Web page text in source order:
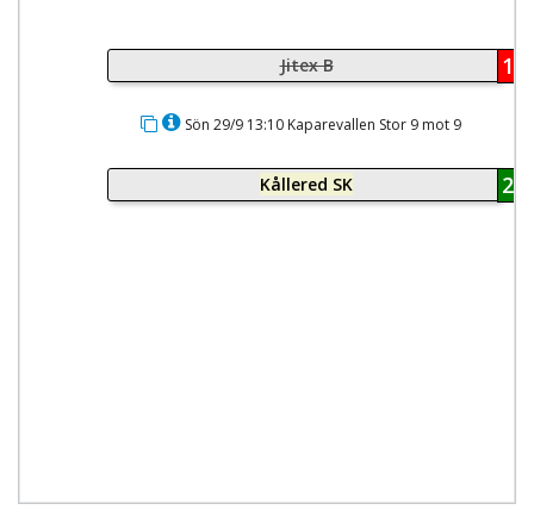
Jitex B 1
Sön 29/9 13:10 Kaparevallen Stor 9 mot 9
Kållered SK 2